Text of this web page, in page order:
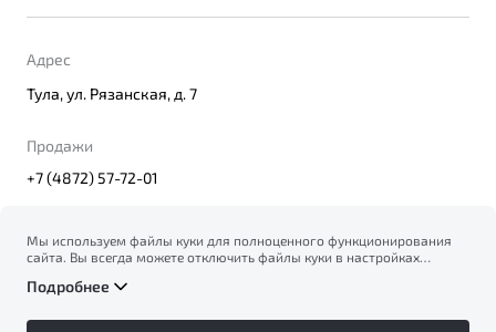
Адрес
Тула, ул. Рязанская, д. 7
Продажи
+7 (4872) 57-72-01
© 2026
Политика конфиденциальности персональных данных
Мы используем файлы куки для полноценного функционирования
сайта. Вы всегда можете отключить файлы куки в настройках
на сбор и использование файлов куки, и подтверждаете
возможной блокировке файлов куки вПолитике
Подробнее